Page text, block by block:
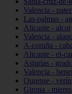
Valencia -
Las-palmas -
Alicante - alcoi
Valencia -
A-coruña -
Alicante - el-
Asturias - grado
Valencia -
Ourense - verín
Girona - mieres